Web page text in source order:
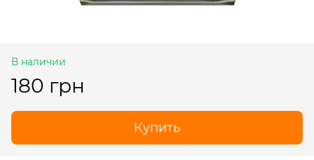
В наличии
180 грн
Купить